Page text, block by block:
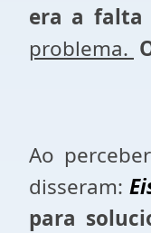
era a falta
problema.
Ao
disseram:
para